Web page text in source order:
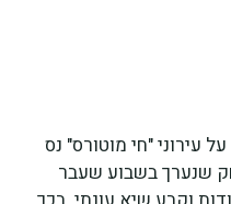
עירוני "חי מוטורס" נס
במשחק שנערך בשבוע שעבר